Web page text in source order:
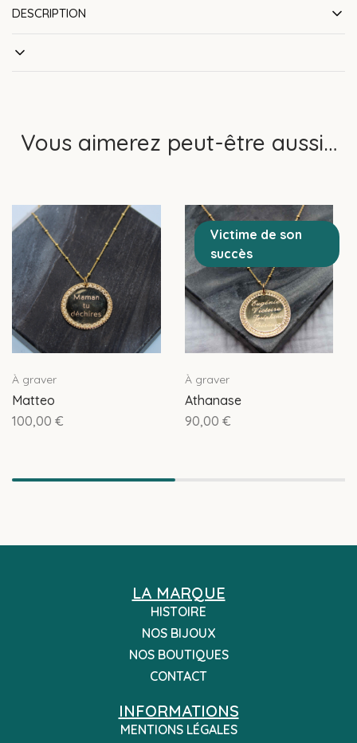
DESCRIPTION
Vous aimerez peut-être aussi…
À graver
Matteo
100,00 €
Victime de son
succès
À graver
Athanase
90,00 €
LA MARQUE
HISTOIRE
NOS BIJOUX
NOS BOUTIQUES
CONTACT
INFORMATIONS
MENTIONS LÉGALES